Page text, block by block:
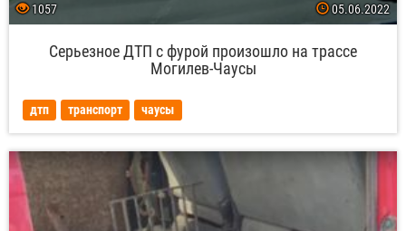
1057 05.06.2022
Серьезное ДТП с фурой произошло на трассе
Могилев-Чаусы
дтп транспорт чаусы